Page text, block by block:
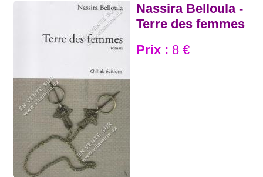
Nassira Belloula -
Terre des femmes
Prix : 8 €